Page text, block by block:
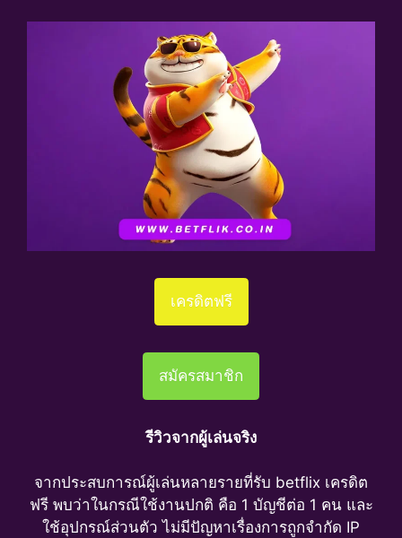
เครดิตฟรี
สมัครสมาชิก
รีวิวจากผู้เล่นจริง
จากประสบการณ์ผู้เล่นหลายรายที่รับ betflix เครดิต
ฟรี พบว่าในกรณีใช้งานปกติ คือ 1 บัญชีต่อ 1 คน และ
ใช้อุปกรณ์ส่วนตัว ไม่มีปัญหาเรื่องการถูกจำกัด IP